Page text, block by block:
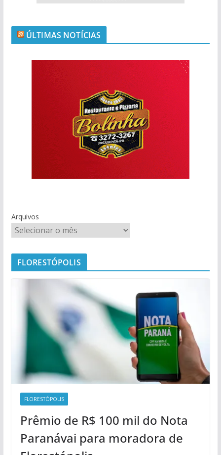
ÚLTIMAS NOTÍCIAS
Arquivos
FLORESTÓPOLIS
FLORESTÓPOLIS
Prêmio de R$ 100 mil do Nota
Paranávai para moradora de